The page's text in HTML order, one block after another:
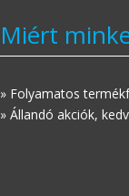
Miért
» Folyamatos
» Állandó akciók,